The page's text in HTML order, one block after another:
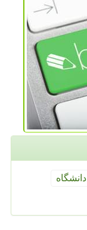
دانشگاه